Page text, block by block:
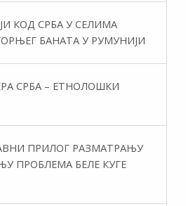
КОД СРБА У СЕЛИМА
БАНАТА У РУМУНИЈИ
СРБА – ЕТНОЛОШКИ
ПРИЛОГ РАЗМАТРАЊУ
ПРОБЛЕМА БЕЛЕ КУГЕ